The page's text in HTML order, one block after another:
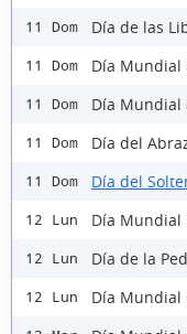
11 Dom Día de las
11 Dom Día Mundial
11 Dom Día Mundial
11 Dom Día del
11 Dom Día del
12 Lun Día Mundial
12 Lun Día de la
12 Lun Día Mundial